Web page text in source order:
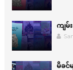
ကျမ်
မိခင်မ